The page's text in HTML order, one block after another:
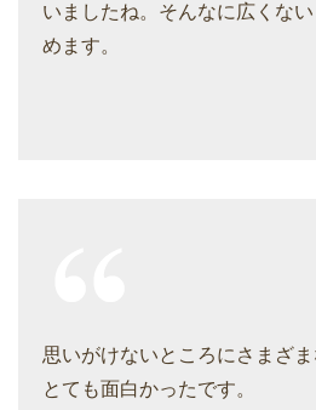
いましたね。そんなに広くな
めます。
思いがけないところにさまざま
とても面白かったです。